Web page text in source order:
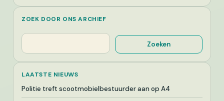
ZOEK DOOR ONS ARCHIEF
Zoeken
Zoeken
LAATSTE NIEUWS
Politie treft scootmobielbestuurder aan op A4